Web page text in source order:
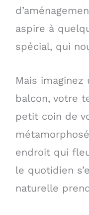
aspire à
spécial, qui
Mais
balcon, votre
petit coin de
endroit qui
le quotidien
naturelle